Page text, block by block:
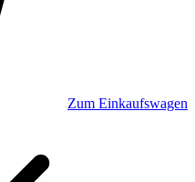
Zum Einkaufswagen